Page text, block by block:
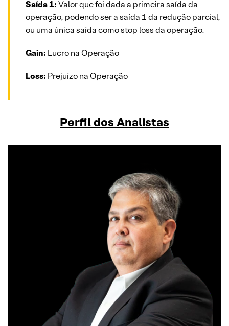
Saída 1:Valor que foi dada a primeira saída da
operação, podendo ser a saída 1 da redução parcial,
ou uma única saída como stop loss da operação.
Gain: Lucro na Operação
Loss: Prejuízo na Operação
Perfil dos Analistas